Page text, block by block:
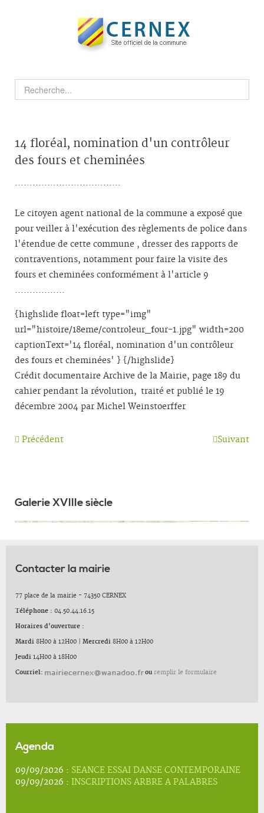
14 floréal, nomination d'un contrôleur
des fours et cheminées
....................................
Le citoyen agent national de la commune a exposé que
pour veiller à l'exécution des règlements de police dans
l'étendue de cette commune , dresser des rapports de
contraventions, notamment pour faire la visite des
fours et cheminées conformément à l'article 9
.................
{highslide float=left type="img"
url="histoire/18eme/controleur_four-1.jpg" width=200
captionText='14 floréal, nomination d'un contrôleur
des fours et cheminées' } {/highslide}
Crédit documentaire Archive de la Mairie, page 189 du
cahier pendant la révolution, traité et publié le 19
décembre 2004 par Michel Weinstoerffer
Précédent Suivant
Galerie XVIIIe siècle
Contacter la mairie
77 place de la mairie - 74350 CERNEX
Téléphone : 04.50.44.16.15
Horaires d'ouverture :
Mardi 8H00 à 12H00 Mercredi 8H00 à 12H00
Jeudi 14H00 à 18H00
Courriel: ou remplir le formulaire
Agenda
09/09/2026 : SEANCE ESSAI DANSE CONTEMPORAINE
09/09/2026 : INSCRIPTIONS ARBRE A PALABRES